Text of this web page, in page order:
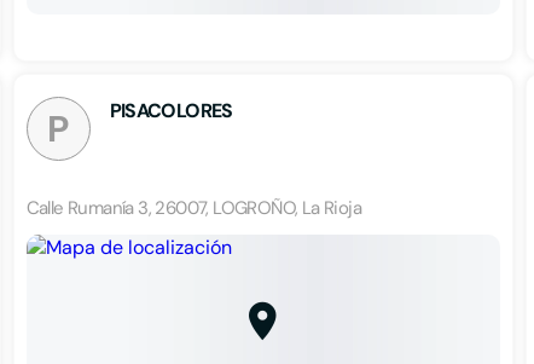
P PISACOLORES
Calle Rumanía 3, 26007, LOGROÑO, La Rioja